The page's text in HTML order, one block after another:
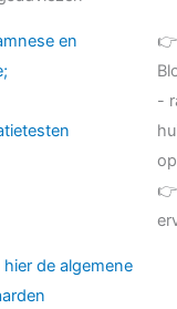
en
👉
-
hier de algemene